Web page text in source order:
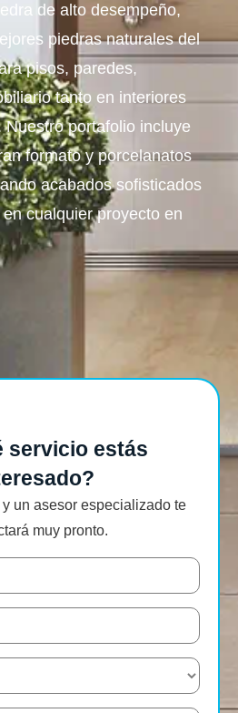
de alto desempeño,
piedras naturales del
pisos, paredes,
tanto en interiores
Nuestro portafolio incluye
formato y porcelanatos
acabados sofisticados
cualquier proyecto en
servicio estás
un asesor especializado te
muy pronto.